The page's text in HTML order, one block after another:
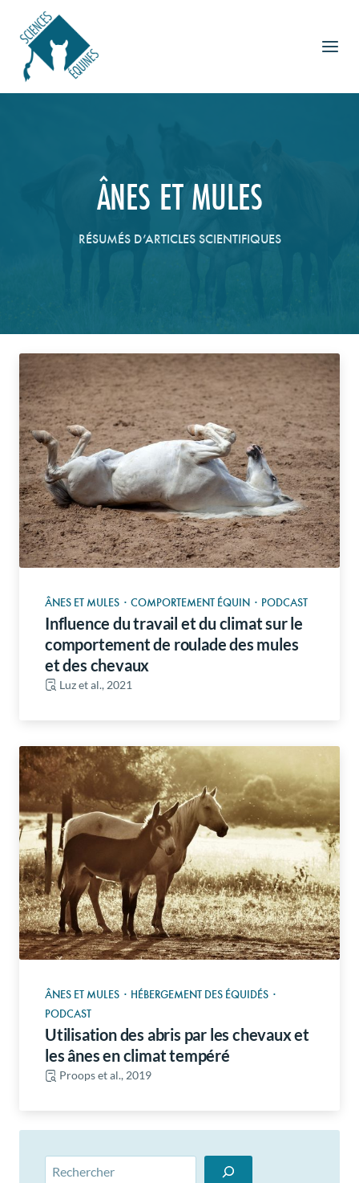
contenu
ÂNES ET MULES
RÉSUMÉS D’ARTICLES SCIENTIFIQUES
ÂNES ET MULES · COMPORTEMENT ÉQUIN · PODCAST
Influence du travail et du climat sur le
comportement de roulade des mules
et des chevaux
Luz et al., 2021
ÂNES ET MULES · HÉBERGEMENT DES ÉQUIDÉS ·
PODCAST
Utilisation des abris par les chevaux et
les ânes en climat tempéré
Proops et al., 2019
Rechercher